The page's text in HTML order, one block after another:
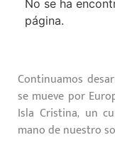
No se ha
página.
Continuamos
se mueve por
Isla Cristina, un
mano de nuestro